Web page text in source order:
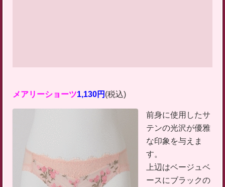
メアリーショーツ1,130円 (税込)
前身に使用したサ
テンの光沢が優雅
な印象を与えま
す。
上辺はベージュベ
ースにブラックの